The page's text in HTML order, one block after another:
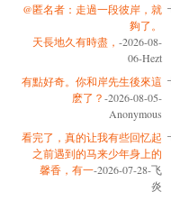
@匿名者：走過一段彼岸，就
夠了。
天長地久有時盡， -2026-08-
06-Hezt
有點好奇。你和岸先生後來這
麽了？-2026-08-05-
Anonymous
看完了，真的让我有些回忆起
之前遇到的马来少年身上的
馨香，有一-2026-07-28-飞
炎